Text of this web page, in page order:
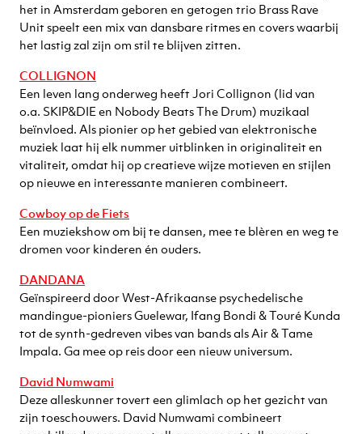
het in Amsterdam geboren en getogen trio Brass Rave
Unit speelt een mix van dansbare ritmes en covers waarbij
het lastig zal zijn om stil te blijven zitten.
COLLIGNON
Een leven lang onderweg heeft Jori Collignon (lid van
o.a. SKIP&DIE en Nobody Beats The Drum) muzikaal
beïnvloed. Als pionier op het gebied van elektronische
muziek laat hij elk nummer uitblinken in originaliteit en
vitaliteit, omdat hij op creatieve wijze motieven en stijlen
op nieuwe en interessante manieren combineert.
Cowboy op de Fiets
Een muziekshow om bij te dansen, mee te blèren en weg te
dromen voor kinderen én ouders.
DANDANA
Geïnspireerd door West-Afrikaanse psychedelische
mandingue-pioniers Guelewar, Ifang Bondi & Touré Kunda
tot de synth-gedreven vibes van bands als Air & Tame
Impala. Ga mee op reis door een nieuw universum.
David Numwami
Deze alleskunner tovert een glimlach op het gezicht van
zijn toeschouwers. David Numwami combineert